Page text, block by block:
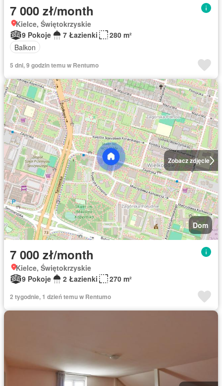
7 000 zł/month
Kielce, Świętokrzyskie
9 Pokoje
7 Łazienki
280 m²
Balkon
5 dni, 9 godzin temu w Rentumo
Zobacz zdjęcie
Dom
7 000 zł/month
Kielce, Świętokrzyskie
9 Pokoje
2 Łazienki 270 m²
2 tygodnie, 1 dzień temu w Rentumo